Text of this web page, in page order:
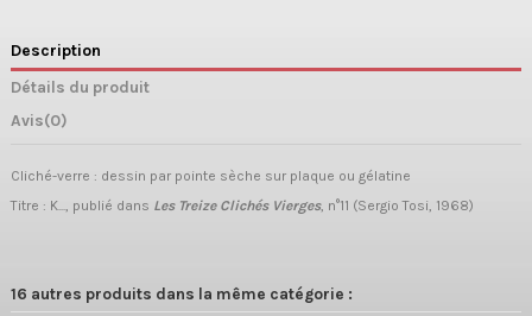
Description
Détails du produit
Avis(0)
Cliché-verre : dessin par pointe sèche sur plaque ou gélatine
Titre : K..., publié dans Les Treize Clichés Vierges, n°11 (Sergio Tosi, 1968)
16 autres produits dans la même catégorie :